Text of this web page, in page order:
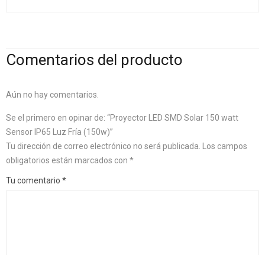
Comentarios del producto
Aún no hay comentarios.
Se el primero en opinar de: “Proyector LED SMD Solar 150 watt
Sensor IP65 Luz Fría (150w)”
Tu dirección de correo electrónico no será publicada.
Los campos
obligatorios están marcados con *
Tu comentario *